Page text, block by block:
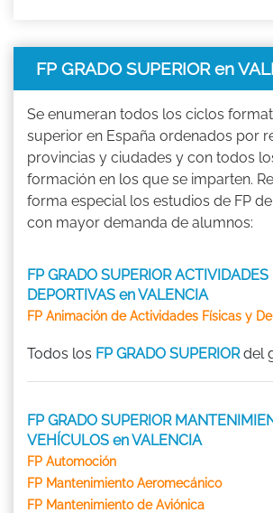
FP GRADO SUPERIOR en
Se enumeran todos los ciclos
superior en España ordenados por
provincias y ciudades y con todos
formación en los que se imparten.
forma especial los estudios de FP
con mayor demanda de alumnos:
FP GRADO SUPERIOR ACTIVIDADES
DEPORTIVAS en VALENCIA
FP Animación de Actividades Físicas y
Todos los FP GRADO SUPERIORdel
FP GRADO SUPERIOR
VEHÍCULOS en VALENCIA
FP Automoción
FP Mantenimiento Aeromecánico
FP Mantenimiento de Aviónica